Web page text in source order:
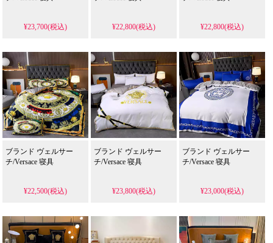
¥23,700(税込) ¥22,800(税込) ¥22,800(税込)
ブランド ヴェルサー
チ/Versace 寝具
¥22,500(税込)
ブランド ヴェルサー
チ/Versace 寝具
¥23,800(税込)
ブランド ヴェルサー
チ/Versace 寝具
¥23,000(税込)